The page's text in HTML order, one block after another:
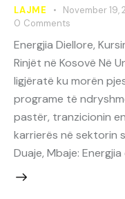
LAJME November 19,
0 Comments
Energjia Diellore,
Rinjët në Kosovë Në
ligjëratë ku morën
programe të
pastër, tranzicionin
karrierës në sektorin
Duaje, Mbaje: Energjia